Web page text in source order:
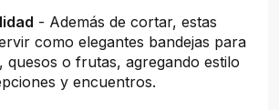
- Además de cortar, estas
como elegantes bandejas para
quesos o frutas, agregando estilo
y encuentros.